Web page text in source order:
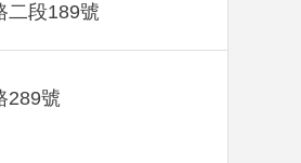
二段189號
289號